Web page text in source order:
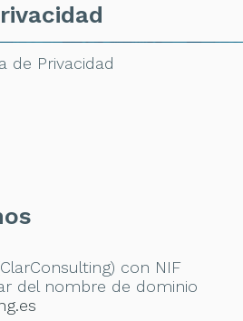
de Privacidad
con NIF
del nombre de dominio